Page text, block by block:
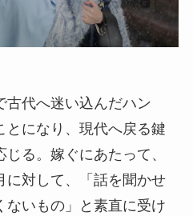
古代へ迷い込んだハン
とになり、現代へ戻る鍵
る。嫁ぐにあたって、
に対して、「話を聞かせ
ないもの」と素直に受け